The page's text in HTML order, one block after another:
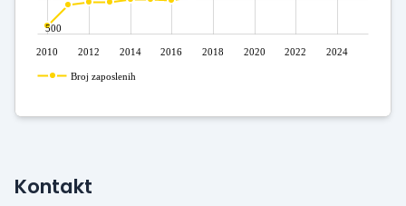
2010 2012 2014 2016 2018 2020 2022 2024
500
Broj zaposlenih
Kontakt